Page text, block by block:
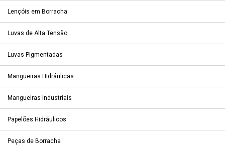
Lençóis em Borracha
Luvas de Alta Tensão
Luvas Pigmentadas
Mangueiras Hidráulicas
Mangueiras Industriais
Papelões Hidráulicos
Peças de Borracha